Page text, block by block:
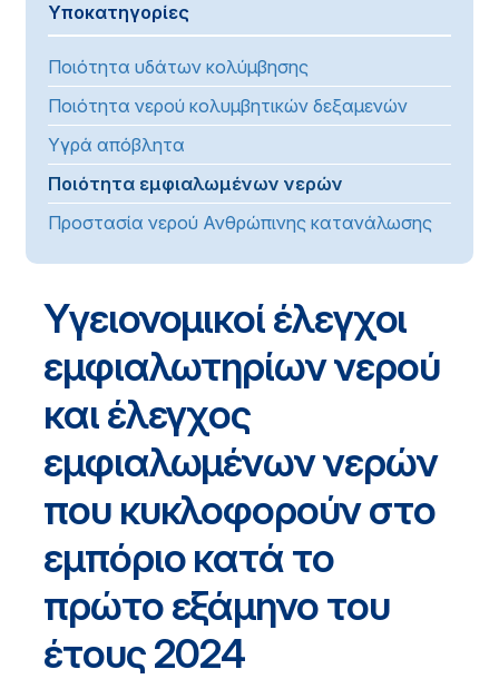
Υποκατηγορίες
Ποιότητα υδάτων κολύμβησης
Ποιότητα νερού κολυμβητικών δεξαμενών
Υγρά απόβλητα
Ποιότητα εμφιαλωμένων νερών
Προστασία νερού Ανθρώπινης κατανάλωσης
Υγειονομικοί έλεγχοι
εμφιαλωτηρίων νερού
και έλεγχος
εμφιαλωμένων νερών
που κυκλοφορούν στο
εμπόριο κατά το
πρώτο εξάμηνο του
έτους 2024